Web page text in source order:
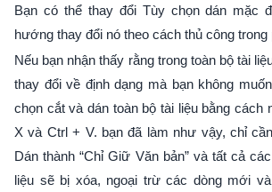
Bạn có thể thay đổi Tùy chọn dán mặc
hướng thay đổi nó theo cách thủ công
Nếu bạn nhận thấy rằng trong toàn bộ tài
thay đổi về định dạng mà bạn không
chọn cắt và dán toàn bộ tài liệu bằng cách
X và Ctrl + V. bạn đã làm như vậy, chỉ
Dán thành “Chỉ Giữ Văn bản” và tất cả
liệu sẽ bị xóa, ngoại trừ các dòng mới